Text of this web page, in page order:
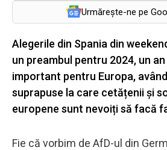
Urmărește-ne pe
Alegerile din Spania din
un preambul pentru 2024, un
important pentru Europa,
suprapuse la care cetățenii și
europene sunt nevoiți să facă
Fie că vorbim de AfD-ul din